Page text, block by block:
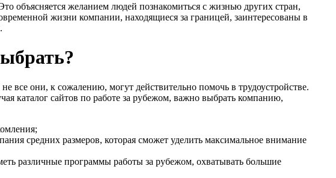
объясняется желанием людей познакомиться с жизнью других стран,
жизни компании, находящиеся за границей, заинтересованы в
.
не все они, к сожалению, могут действительно помочь в трудоустройстве.
каталог сайтов по работе за рубежом, важно выбрать компанию,
средних размеров, которая сможет уделить максимальное внимание
различные программы работы за рубежом, охватывать большие